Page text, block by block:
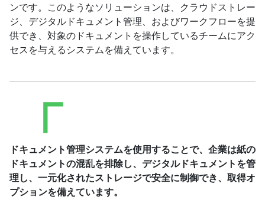
ンです。このようなソリューションは、クラウドストレー
ジ、デジタルドキュメント管理、およびワークフローを提
供でき、対象のドキュメントを操作しているチームにアク
セスを与えるシステムを備えています。
ドキュメント管理システムを使用することで、企業は紙の
ドキュメントの混乱を排除し、デジタルドキュメントを管
理し、一元化されたストレージで安全に制御でき、取得オ
プションを備えています。